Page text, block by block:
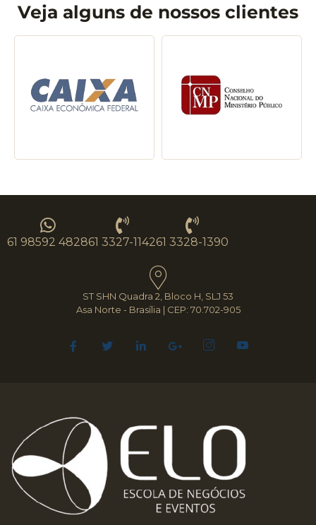
Veja alguns de nossos clientes
61 98592 482861 3327-114261 3328-1390
ST SHN Quadra 2, Bloco H, SLJ 53
Asa Norte - Brasília | CEP: 70.702-905